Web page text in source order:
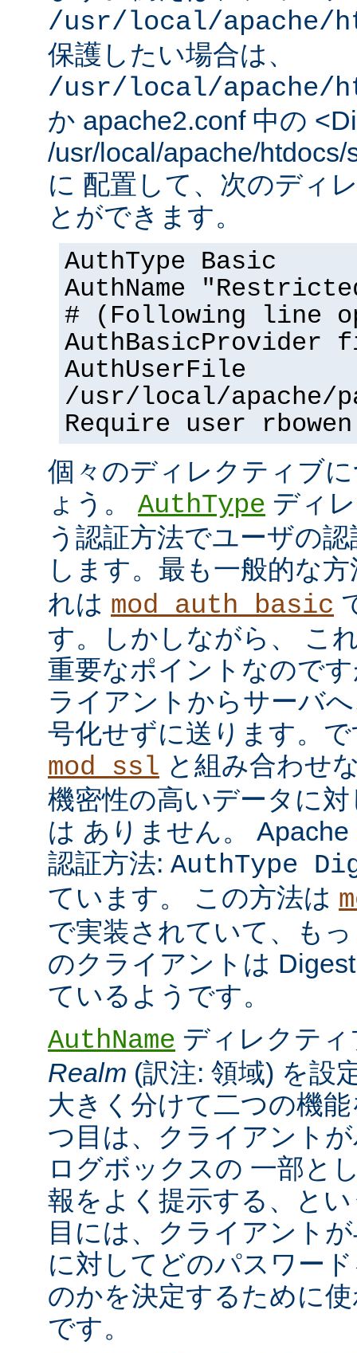
/usr/local/apache/
保護したい場合は、
/usr/local/apache/
か apache2.conf 中の
/usr/local/apache/
に 配置して、次のディ
とができます。
AuthType Basic
AuthName
# (Following line
AuthBasicProvider
AuthUserFile
/usr/local/apache/
Require user rbowen
個々のディレクティブ
ょう。 AuthType ディ
う認証方法でユーザの
します。最も一般的な
れは mod_auth_basic
す。しかしながら、 こ
重要なポイントなので
ライアントからサーバ
号化せずに送ります。
mod_ssl と組み合わせ
機密性の高いデータに
は ありません。
認証方法: AuthType
ています。 この方法は
で実装されていて、も
のクライアントは
ているようです。
AuthName ディレクテ
Realm (訳注: 領域) を設
大きく分けて二つの機
つ目は、クライアント
ログボックスの 一部と
報をよく提示する、と
目には、クライアント
に対してどのパスワー
のかを決定するために
です。